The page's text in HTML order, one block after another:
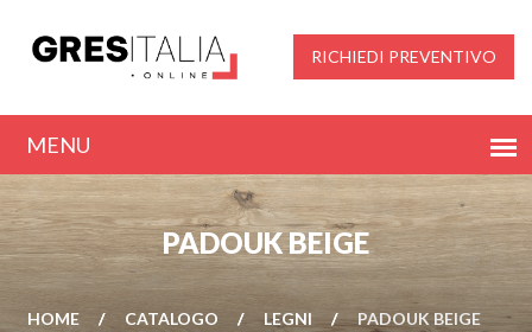
RICHIEDI PREVENTIVO
PADOUK BEIGE
HOME CATALOGO LEGNI PADOUK BEIGE